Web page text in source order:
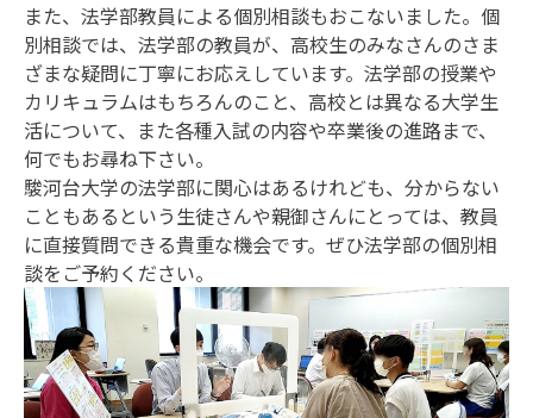
また、法学部教員による個別相談もおこないました。個
別相談では、法学部の教員が、高校生のみなさんのさま
ざまな疑問に丁寧にお応えしています。法学部の授業や
カリキュラムはもちろんのこと、高校とは異なる大学生
活について、また各種入試の内容や卒業後の進路まで、
何でもお尋ね下さい。
駿河台大学の法学部に関心はあるけれども、分からない
こともあるという生徒さんや親御さんにとっては、教員
に直接質問できる貴重な機会です。ぜひ法学部の個別相
談をご予約ください。